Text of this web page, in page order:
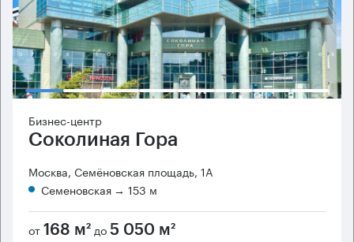
Бизнес-центр
Соколиная Гора
Москва, Семёновская площадь, 1А
Семеновская → 153 м
от 168 м² до 5 050 м²